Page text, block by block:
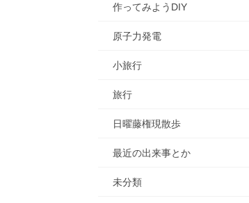
作ってみようDIY
原子力発電
小旅行
旅行
日曜藤権現散歩
最近の出来事とか
未分類